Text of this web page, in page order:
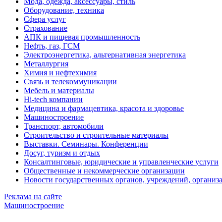
Оборудование, техника
Сфера услуг
Страхование
АПК и пищевая промышленность
Нефть, газ, ГСМ
Электроэнергетика, альтернативная энергетика
Металлургия
Химия и нефтехимия
Связь и телекоммуникации
Мебель и материалы
Hi-tech компании
Медицина и фармацевтика, красота и здоровье
Машиностроение
Транспорт, автомобили
Строительство и строительные материалы
Выставки. Семинары. Конференции
Досуг, туризм и отдых
Консалтинговые, юридические и управленческие услуги
Общественные и некоммерческие организации
Новости государственных органов, учреждений,
Реклама на сайте
Машиностроение